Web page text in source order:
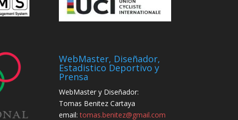
WebMaster, Diseñador,
Estadistico Deportivo y
Prensa
WebMaster y Diseñador:
Tomas Benitez Cartaya
email:tomas.benitez@gmail.com